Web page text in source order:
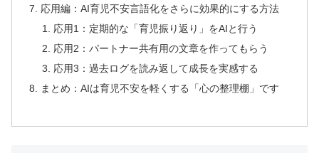
応用編：AI育児不安言語化をさらに効果的にする方法
応用1：定期的な「育児振り返り」をAIと行う
応用2：パートナー共有用の文章を作ってもらう
応用3：過去ログを読み返して成長を実感する
まとめ：AIは育児不安を軽くする「心の整理棚」です